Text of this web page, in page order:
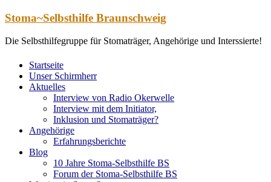
Zum
springen
Stoma~Selbsthilfe Braunschweig
Die Selbsthilfegruppe für Stomaträger, Angehörige und Interssierte!
Startseite
Unser Schirmherr
Aktuelles
Interview von Radio Okerwelle
Interview mit dem Initiator,
Inklusion und Stomaträger?
Angehörige
Erfahrungsberichte
Blog
10 Jahre Stoma-Selbsthilfe BS
Forum der Stoma-Selbsthilfe BS